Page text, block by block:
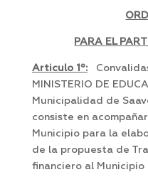
PARA EL
Articulo 1º:
MINISTERIO DE
Municipalidad de
consiste en
Municipio para la
de la propuesta de
financiero al